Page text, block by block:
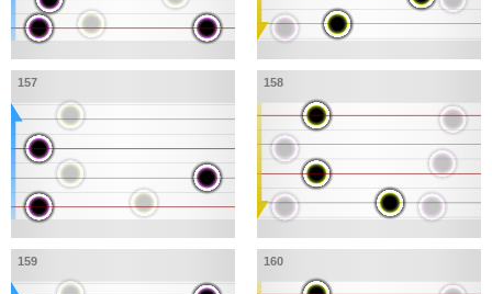
157 158
159 160